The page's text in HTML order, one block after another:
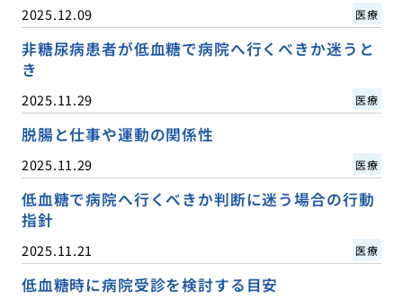
2025.12.09 医療
非糖尿病患者が低血糖で病院へ行くべきか迷うと
き
2025.11.29 医療
脱腸と仕事や運動の関係性
2025.11.29 医療
低血糖で病院へ行くべきか判断に迷う場合の行動
指針
2025.11.21 医療
低血糖時に病院受診を検討する目安